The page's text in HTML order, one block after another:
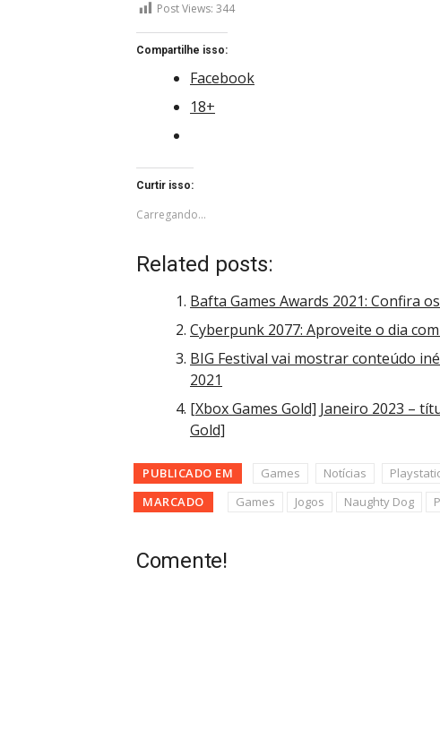
Post Views: 344
Compartilhe isso:
Facebook
18+
Curtir isso:
Carregando...
Related posts:
Bafta Games Awards 2021: Confira
Cyberpunk 2077: Aproveite o dia
BIG Festival vai mostrar conteúdo
2021
[Xbox Games Gold] Janeiro 2023 –
Gold]
PUBLICADO EM Games Notícias
MARCADO
Games Jogos Naughty Dog
Comente!